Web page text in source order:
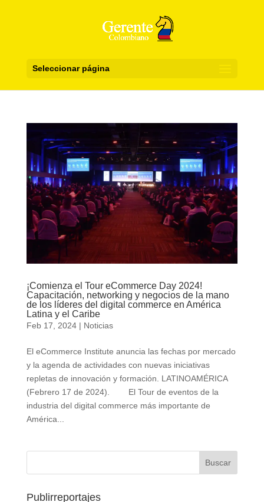
Seleccionar página
¡Comienza el Tour eCommerce Day 2024!
Capacitación, networking y negocios de la mano
de los líderes del digital commerce en América
Latina y el Caribe
Feb 17, 2024| Noticias
El eCommerce Institute anuncia las fechas por mercado
y la agenda de actividades con nuevas iniciativas
repletas de innovación y formación. LATINOAMÉRICA
(Febrero 17 de 2024). El Tour de eventos de la
industria del digital commerce más importante de
América...
Publirreportajes